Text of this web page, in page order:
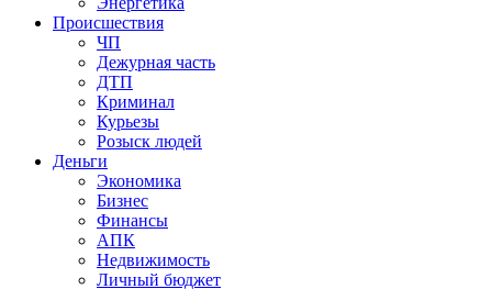
Происшествия
ЧП
Дежурная часть
ДТП
Криминал
Курьезы
Розыск людей
Деньги
Экономика
Бизнес
Финансы
АПК
Недвижимость
Личный бюджет